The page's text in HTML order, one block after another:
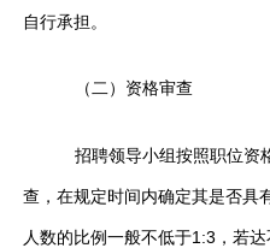
自行承担。
（二）资格审查
招聘领导小组按照职位资
查，在规定时间内确定其是否具
人数的比例一般不低于1:3，若